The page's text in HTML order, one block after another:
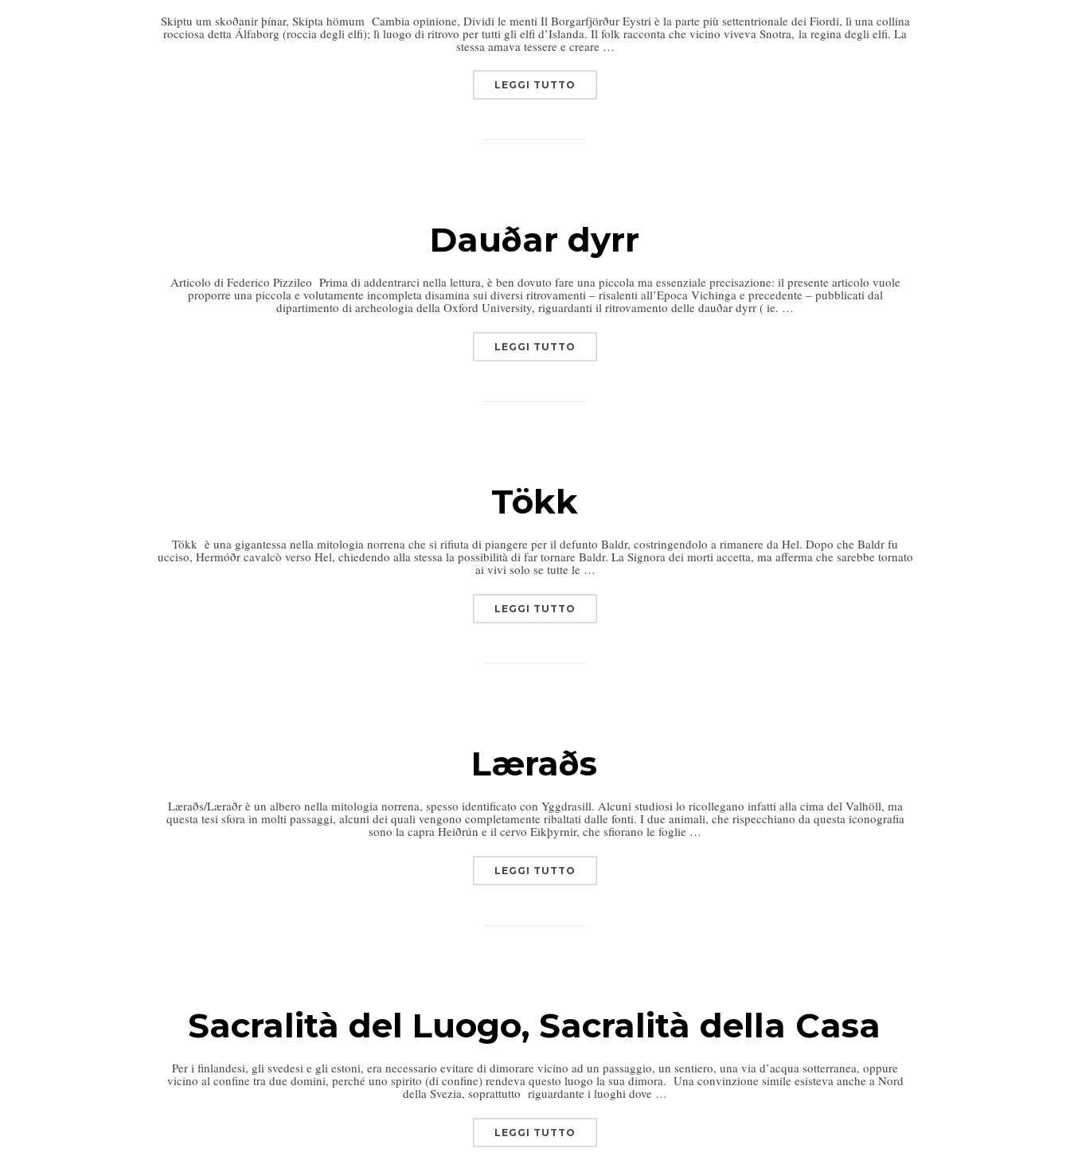
Skiptu um skoðanir þínar, Skipta hömum Cambia opinione, Dividi le menti Il Borgarfjörður Eystri è la parte più settentrionale dei Fiordi, lì una collina
rocciosa detta Álfaborg (roccia degli elfi); lì luogo di ritrovo per tutti gli elfi d’Islanda. Il folk racconta che vicino viveva Snotra, la regina degli elfi. La
stessa amava tessere e creare …
LEGGI TUTTO
Dauðar dyrr
Articolo di Federico Pizzileo Prima di addentrarci nella lettura, è ben dovuto fare una piccola ma essenziale precisazione: il presente articolo vuole
proporre una piccola e volutamente incompleta disamina sui diversi ritrovamenti – risalenti all’Epoca Vichinga e precedente – pubblicati dal
dipartimento di archeologia della Oxford University, riguardanti il ritrovamento delle dauðar dyrr ( ie. …
LEGGI TUTTO
Tökk
Tökk è una gigantessa nella mitologia norrena che si rifiuta di piangere per il defunto Baldr, costringendolo a rimanere da Hel. Dopo che Baldr fu
ucciso, Hermóðr cavalcò verso Hel, chiedendo alla stessa la possibilità di far tornare Baldr. La Signora dei morti accetta, ma afferma che sarebbe tornato
ai vivi solo se tutte le …
LEGGI TUTTO
Læraðs
Læraðs/Læraðr è un albero nella mitologia norrena, spesso identificato con Yggdrasill. Alcuni studiosi lo ricollegano infatti alla cima del Valhöll, ma
questa tesi sfora in molti passaggi, alcuni dei quali vengono completamente ribaltati dalle fonti. I due animali, che rispecchiano da questa iconografia
sono la capra Heiðrún e il cervo Eikþyrnir, che sfiorano le foglie …
LEGGI TUTTO
Sacralità del Luogo, Sacralità della Casa
Per i finlandesi, gli svedesi e gli estoni, era necessario evitare di dimorare vicino ad un passaggio, un sentiero, una via d’acqua sotterranea, oppure
vicino al confine tra due domini, perché uno spirito (di confine) rendeva questo luogo la sua dimora. Una convinzione simile esisteva anche a Nord
della Svezia, soprattutto riguardante i luoghi dove …
LEGGI TUTTO